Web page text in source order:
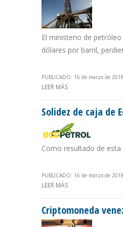
El ministerio de
dólares por barril,
PUBLICADO: 16 de marzo de 2018
LEER MÁS
Solidez de caja de
Como resultado de
PUBLICADO: 16 de marzo de 2018
LEER MÁS
Criptomoneda